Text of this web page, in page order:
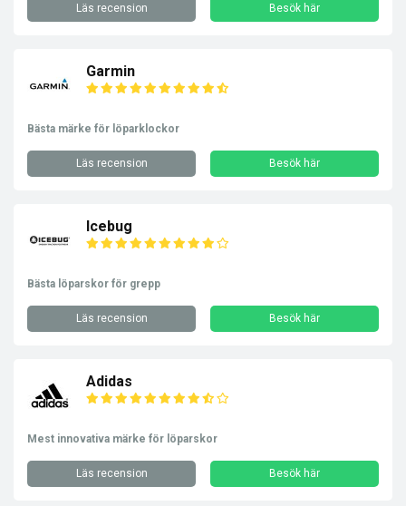
Läs recension Besök här
Garmin
Bästa märke för löparklockor
Läs recension Besök här
Icebug
Bästa löparskor för grepp
Läs recension Besök här
Adidas
Mest innovativa märke för löparskor
Läs recension Besök här